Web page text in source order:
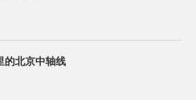
的北京中轴线